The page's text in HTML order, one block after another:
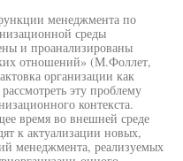
менеджмента по
среды
и проанализированы
отношений» (М.Фоллет,
организации как
эту проблему
контекста.
время во внешней среде
к актуализации новых,
менеджмента, реализуемых